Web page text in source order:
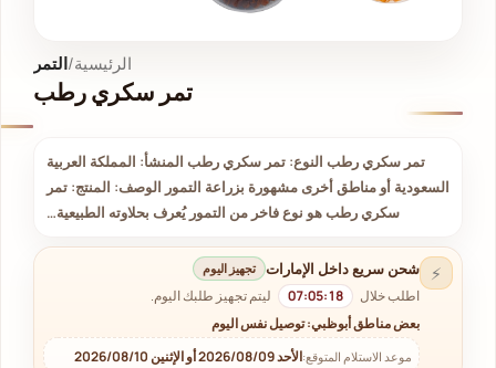
الرئيسية التمر
تمر سكري رطب
تمر سكري رطب النوع: تمر سكري رطب المنشأ: المملكة العربية
السعودية أو مناطق أخرى مشهورة بزراعة التمور الوصف: المنتج: تمر
سكري رطب هو نوع فاخر من التمور يُعرف بحلاوته الطبيعية…
⚡ شحن سريع داخل الإمارات تجهيز اليوم
اطلب خلال 07:05:18
ليتم تجهيز طلبك اليوم.
بعض مناطق أبوظبي: توصيل نفس اليوم
موعد الاستلام المتوقع:الأحد 2026/08/09 أو الإثنين 2026/08/10